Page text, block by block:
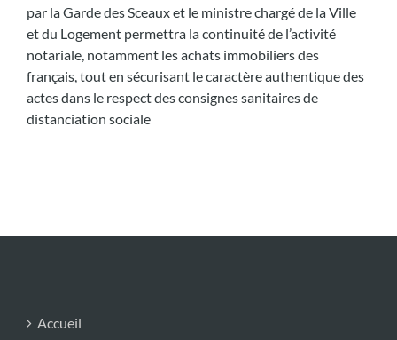
par la Garde des Sceaux et le ministre chargé de la Ville
et du Logement permettra la continuité de l’activité
notariale, notamment les achats immobiliers des
français, tout en sécurisant le caractère authentique des
actes dans le respect des consignes sanitaires de
distanciation sociale
Accueil